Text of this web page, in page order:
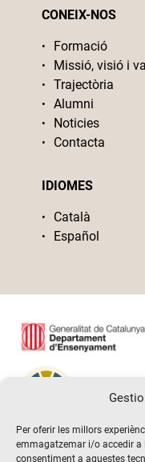
Per oferir les millors
emmagatzemar i/o accedir a
consentiment a aquestes
CONEIX-NOS
Formació
Missió, visió i
Trajectòria
Alumni
Noticies
Contacta
IDIOMES
Català
Español